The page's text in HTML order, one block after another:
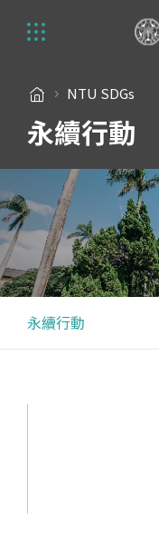
NTU SDGs
永續行動
永續行動